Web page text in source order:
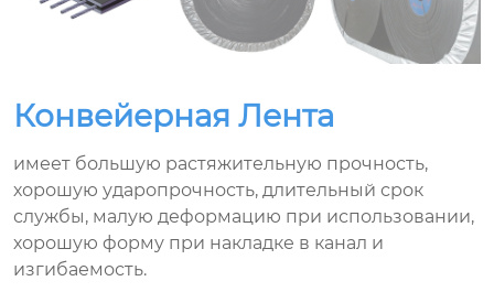
Конвейерная Лента
имеет большую растяжительную прочность,
хорошую ударопрочность, длительный срок
службы, малую деформацию при использовании,
хорошую форму при накладке в канал и
изгибаемость.